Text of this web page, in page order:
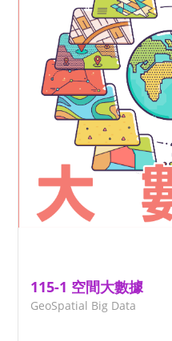
115-1 空間大數據
GeoSpatial Big Data